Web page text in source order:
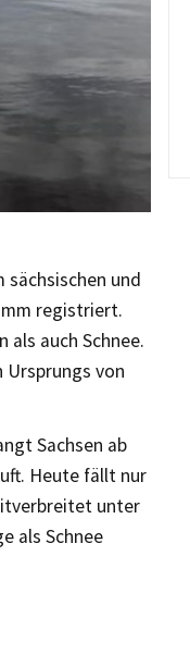
sächsischen und
registriert.
als auch Schnee.
von
Sachsen ab
Heute fällt nur
unter
als Schnee